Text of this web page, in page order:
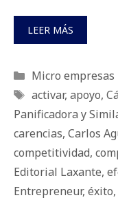
LEER MÁS
Categorías
Micro empresas
Etiquetas
activar, apoyo,
Panificadora y
carencias, Carlos
competitividad,
Editorial Laxante,
Entrepreneur, éxito,